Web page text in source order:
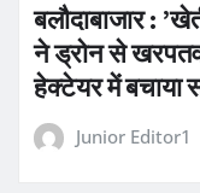
बलौदाबाजार :
ने ड्रोन से
हेक्टेयर में बचाया
Junior Editor1